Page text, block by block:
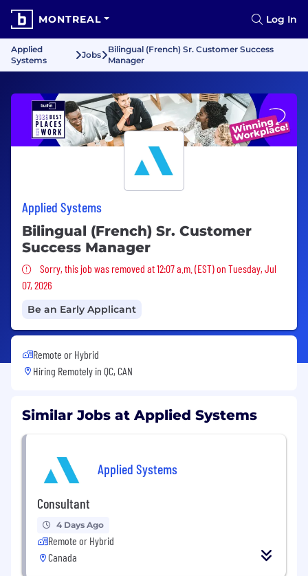
MONTREAL Log In
Applied
Systems
Jobs
Bilingual (French) Sr. Customer Success
Manager
Applied Systems
Bilingual (French) Sr. Customer
Success Manager
Sorry, this job was removed
Sorry, this job was removed at 12:07 a.m. (EST) on Tuesday, Jul
07, 2026
Be an Early Applicant
Remote or Hybrid
Hiring Remotely in QC, CAN
Similar Jobs at Applied Systems
Applied Systems
Consultant
4 Days Ago
Remote or Hybrid
Canada